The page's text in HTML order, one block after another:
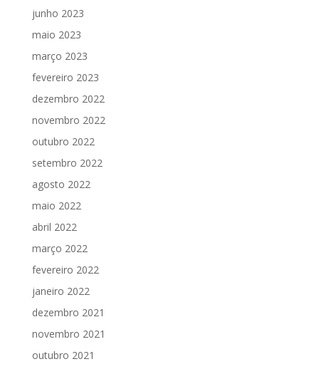
junho 2023
maio 2023
março 2023
fevereiro 2023
dezembro 2022
novembro 2022
outubro 2022
setembro 2022
agosto 2022
maio 2022
abril 2022
março 2022
fevereiro 2022
janeiro 2022
dezembro 2021
novembro 2021
outubro 2021